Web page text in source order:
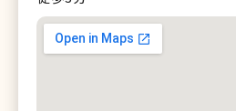
メンズリゼ 渋谷